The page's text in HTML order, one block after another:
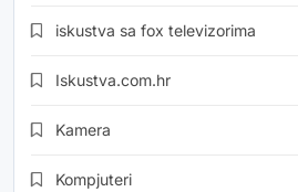
iskustva sa fox televizorima
Iskustva.com.hr
Kamera
Kompjuteri